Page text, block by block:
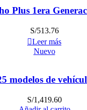
Plus 1era
S/513.76
Leer más
Nuevo
modelos de
S/1,419.60